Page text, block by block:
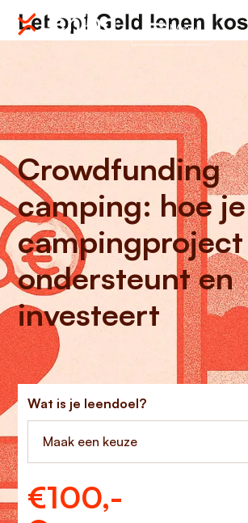
Menu
Crowdfunding
camping: hoe
campingproject
ondersteunt en
investeert
Wat is je leendoel?
Maak een keuze
€100,-
Hoeveel wilt u lenen?